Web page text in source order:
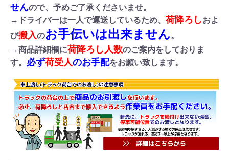
せんので、予めご了承くださいませ。
→ドライバーは一人で運送しているため、 荷降ろしおよ
び搬入のお手伝いは出来ません。
→商品詳細欄に荷降ろし人数のご案内をしておりま
す。 必ず荷受人のお手配をお願い致します。